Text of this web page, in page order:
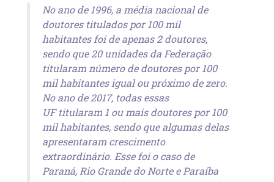
No ano de 1996, a média nacional de
doutores titulados por 100 mil
habitantes foi de apenas 2 doutores,
sendo que 20 unidades da Federação
titularam número de doutores por 100
mil habitantes igual ou próximo de zero.
No ano de 2017, todas essas
UF titularam 1 ou mais doutores por 100
mil habitantes, sendo que algumas delas
apresentaram crescimento
extraordinário. Esse foi o caso de
Paraná, Rio Grande do Norte e Paraíba